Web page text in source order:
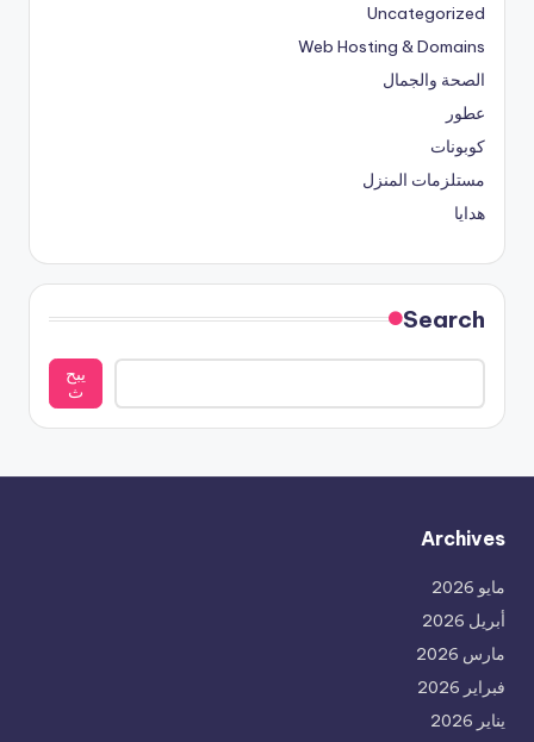
Uncategorized
Web Hosting & Domains
الصحة والجمال
عطور
كوبونات
مستلزمات المنزل
هدايا
Search
يبح
ث
Archives
مايو 2026
أبريل 2026
مارس 2026
فبراير 2026
يناير 2026